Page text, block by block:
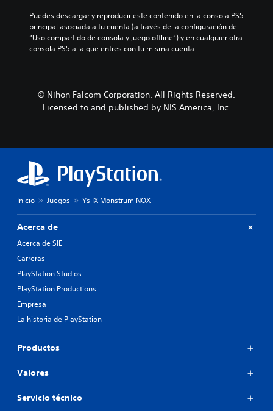
Puedes descargar y reproducir este contenido en la consola PS5
principal asociada a tu cuenta (a través de la configuración de
“Uso compartido de consola y juego offline”) y en cualquier otra
consola PS5 a la que entres con tu misma cuenta.
© Nihon Falcom Corporation. All Rights Reserved.
Licensed to and published by NIS America, Inc.
Inicio Juegos Ys IX Monstrum NOX
Acerca de
Acerca de SIE
Carreras
PlayStation Studios
PlayStation Productions
Empresa
La historia de PlayStation
Productos
Valores
Servicio técnico